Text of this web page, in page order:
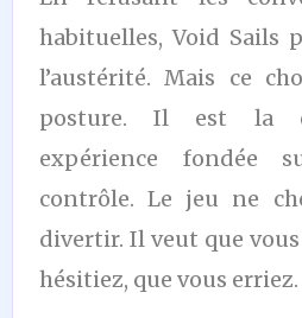
habituelles, Void Sails
l’austérité. Mais ce
posture. Il est la
expérience fondée
contrôle. Le jeu ne
divertir. Il veut que
hésitiez, que vous erriez.